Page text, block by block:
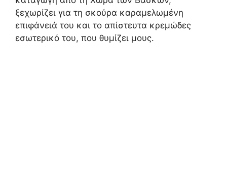
ξεχωρίζει για τη σκούρα καραμελωμένη
επιφάνειά του και το απίστευτα κρεμώδες
εσωτερικό του, που θυμίζει μους.